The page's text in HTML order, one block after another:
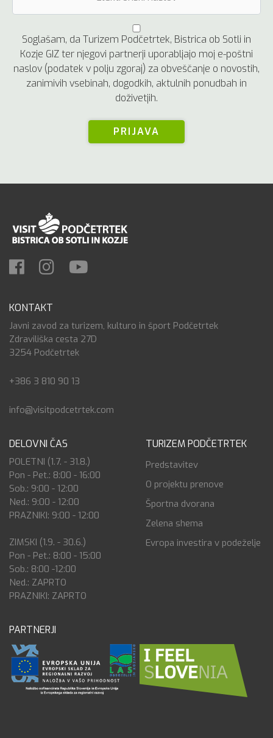
Soglašam, da Turizem Podčetrtek, Bistrica ob Sotli in
Kozje GIZ ter njegovi partnerji uporabljajo moj e-poštni
naslov (podatek v polju zgoraj) za obveščanje o novostih,
zanimivih vsebinah, dogodkih, aktulnih ponudbah in
doživetjih.
PRIJAVA
KONTAKT
Javni zavod za turizem, kulturo in šport Podčetrtek
Zdraviliška cesta 27D
3254 Podčetrtek
+386 3 810 90 13
info@visitpodcetrtek.com
DELOVNI ČAS
POLETNI (1.7. - 31.8.)
Pon - Pet.: 8:00 - 16:00
Sob.: 9:00 - 12:00
Ned.: 9:00 - 12:00
PRAZNIKI: 9:00 - 12:00
ZIMSKI (1.9. - 30.6.)
Pon - Pet.: 8:00 - 15:00
Sob.: 8:00 -12:00
Ned.: ZAPRTO
PRAZNIKI: ZAPRTO
TURIZEM PODČETRTEK
Predstavitev
O projektu prenove
Športna dvorana
Zelena shema
Evropa investira v podeželje
PARTNERJI